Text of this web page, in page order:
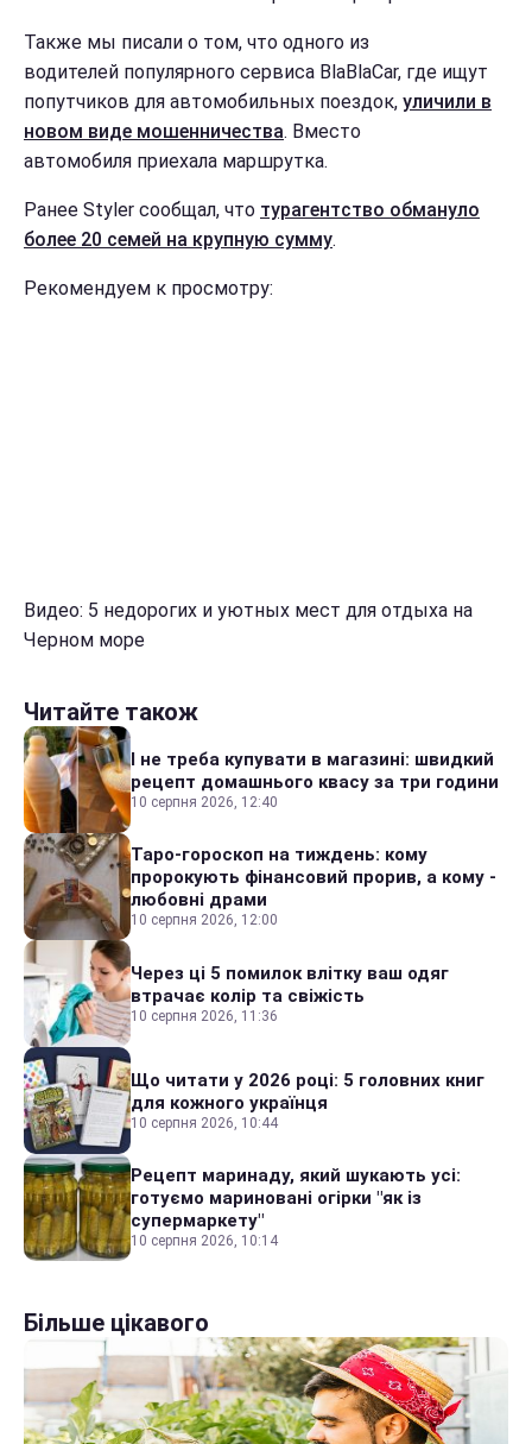
Также мы писали о том, что одного из
водителей популярного сервиса BlaBlaCar, где ищут
попутчиков для автомобильных поездок, уличили в
новом виде мошенничества. Вместо
автомобиля приехала маршрутка.
Ранее Styler сообщал, что турагентство обмануло
более 20 семей на крупную сумму.
Рекомендуем к просмотру:
Видео: 5 недорогих и уютных мест для отдыха на
Черном море
Читайте також
І не треба купувати в магазині: швидкий
рецепт домашнього квасу за три години
10 серпня 2026, 12:40
Таро-гороскоп на тиждень: кому
пророкують фінансовий прорив, а кому -
любовні драми
10 серпня 2026, 12:00
Через ці 5 помилок влітку ваш одяг
втрачає колір та свіжість
10 серпня 2026, 11:36
Що читати у 2026 році: 5 головних книг
для кожного українця
10 серпня 2026, 10:44
Рецепт маринаду, який шукають усі:
готуємо мариновані огірки "як із
супермаркету"
10 серпня 2026, 10:14
Більше цікавого